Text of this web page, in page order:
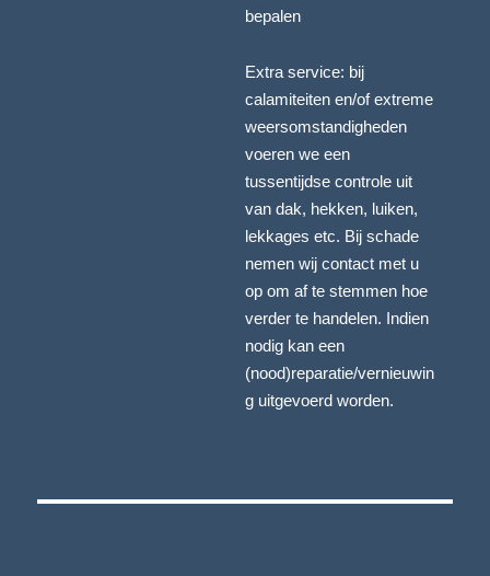
bepalen
Extra service: bij
calamiteiten en/of extreme
weersomstandigheden
voeren we een
tussentijdse controle uit
van dak, hekken, luiken,
lekkages etc. Bij schade
nemen wij contact met u
op om af te stemmen hoe
verder te handelen. Indien
nodig kan een
(nood)reparatie/vernieuwin
g uitgevoerd worden.